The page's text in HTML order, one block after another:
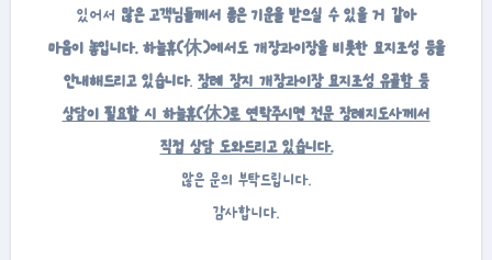
있어서 많은 고객님들께서 좋은 기운을 받으실 수 있을 거 같아
마음이 놓입니다. 하늘휴(休)에서도 개장과이장을 비롯한 묘지조성 등을
안내해드리고 있습니다. 장례 장지 개장과이장 묘지조성 유골함 등
상담이 필요할 시 하늘휴(休)로 연락주시면 전문 장례지도사께서
직접 상담 도와드리고 있습니다.
많은 문의 부탁드립니다.
감사합니다.